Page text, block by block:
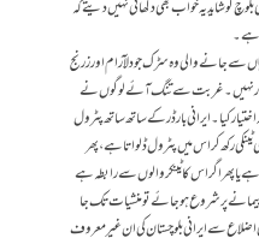
کو شاید یہ خواب بھی دکھائی نہیں دیتے کہ
ہے۔
وہاں سے جانے والی وہ سڑک جو دلآرام اور زرنج
نہیں۔ غربت سے تنگ آئے لوگوں نے
کیا۔ ایرانی بارڈر کے ساتھ ساتھ پٹرول
رکھ کر اس میں پٹرول ڈلواتا ہے، پھر
ہے یا پھر اگر اس کا ٹینکر والوں سے رابطہ ہے
پر شروع ہو جائے تو منشیات تک جا
سے ایرانی بلوچستان کی ان غیر معروف